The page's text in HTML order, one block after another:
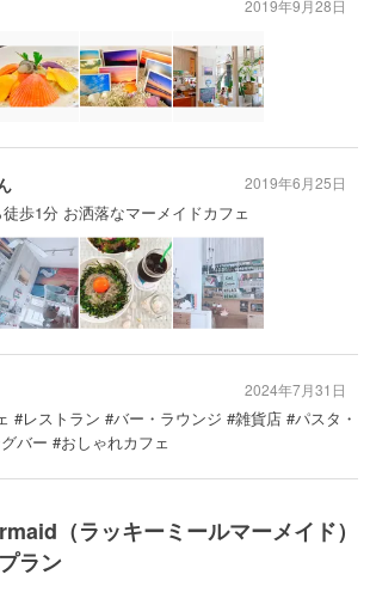
2019年9月28日
歩1分 お洒落なマーメイドカフェ
2019年6月25日
#レストラン #バー・ラウンジ #雑貨店 #パスタ・
バー #おしゃれカフェ
2024年7月31日
（ラッキーミールマーメイド）
ラン